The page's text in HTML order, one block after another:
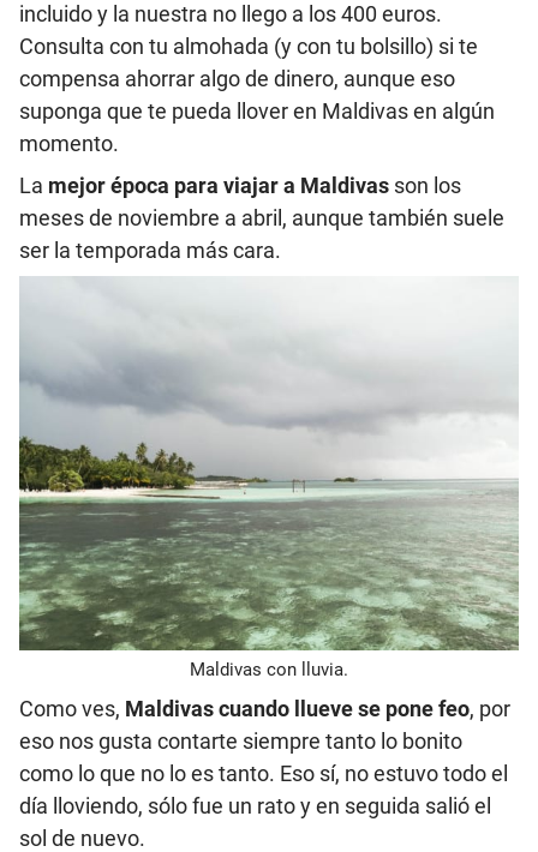
incluido y la nuestra no llego a los 400 euros.
Consulta con tu almohada (y con tu bolsillo) si te
compensa ahorrar algo de dinero, aunque eso
suponga que te pueda llover en Maldivas en algún
momento.
La mejor época para viajar a Maldivas son los
meses de noviembre a abril, aunque también suele
ser la temporada más cara.
Maldivas con lluvia.
Como ves, Maldivas cuando llueve se pone feo, por
eso nos gusta contarte siempre tanto lo bonito
como lo que no lo es tanto. Eso sí, no estuvo todo el
día lloviendo, sólo fue un rato y en seguida salió el
sol de nuevo.